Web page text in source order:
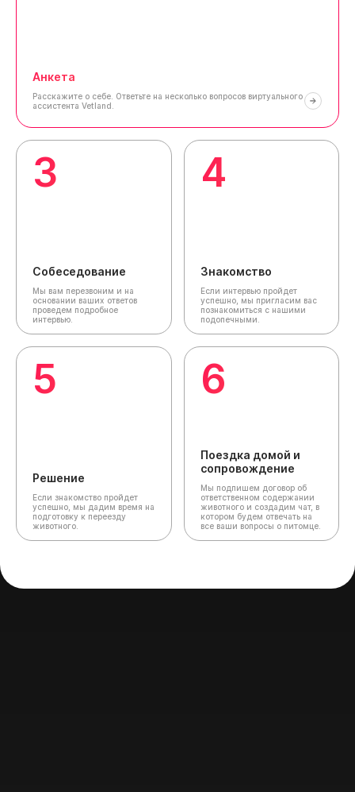
Анкета
Расскажите о себе. Ответьте на несколько вопросов виртуального
ассистента Vetland.
3
Собеседование
Мы вам перезвоним и на
основании ваших ответов
проведем подробное
интервью.
4
Знакомство
Если интервью пройдет
успешно, мы пригласим вас
познакомиться с нашими
подопечными.
5
Решение
Если знакомство пройдет
успешно, мы дадим время на
подготовку к переезду
животного.
6
Поездка домой и
сопровождение
Мы подпишем договор об
ответственном содержании
животного и создадим чат, в
котором будем отвечать на
все ваши вопросы о питомце.